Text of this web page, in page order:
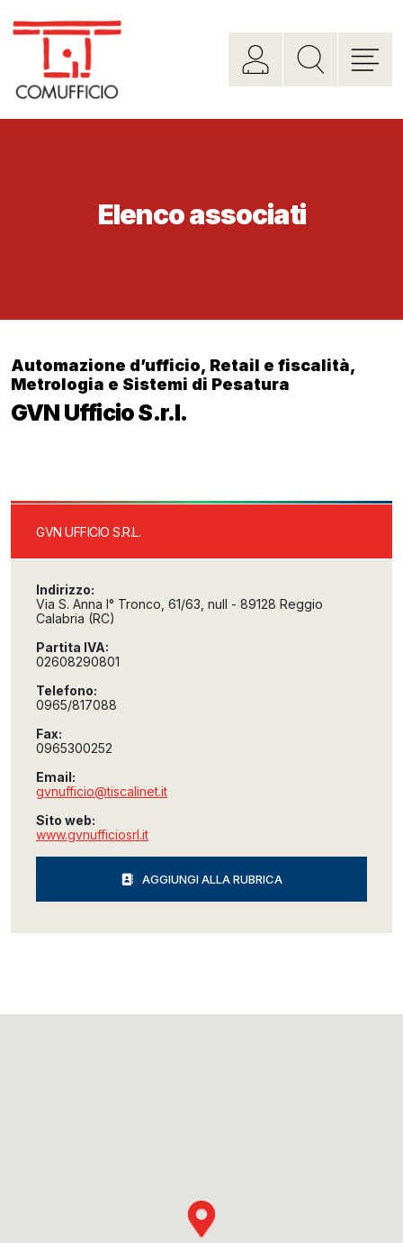
Elenco associati
Automazione d’ufficio, Retail e fiscalità,
Metrologia e Sistemi di Pesatura
GVN Ufficio S.r.l.
GVN UFFICIO S.R.L.
Indirizzo:
Via S. Anna I° Tronco, 61/63, null - 89128 Reggio
Calabria (RC)
Partita IVA:
02608290801
Telefono:
0965/817088
Fax:
0965300252
Email:
gvnufficio@tiscalinet.it
Sito web:
www.gvnufficiosrl.it
AGGIUNGI ALLA RUBRICA